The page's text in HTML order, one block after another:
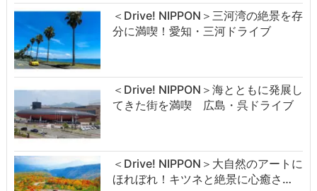
＜Drive! NIPPON＞三河湾の絶景を存
分に満喫！愛知・三河ドライブ
＜Drive! NIPPON＞海とともに発展し
てきた街を満喫 広島・呉ドライブ
＜Drive! NIPPON＞大自然のアートに
ほれぼれ！キツネと絶景に心癒さ…